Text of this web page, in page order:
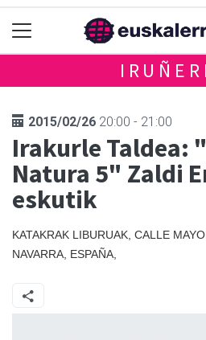
2015/02/26 20:00 - 21:00
Irakurle Taldea:
Natura 5" Zaldi
eskutik
KATAKRAK LIBURUAK, CALLE
NAVARRA, ESPAÑA,